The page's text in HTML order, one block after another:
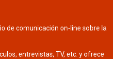
de comunicación on-line sobre la
entrevistas, TV, etc. y ofrece